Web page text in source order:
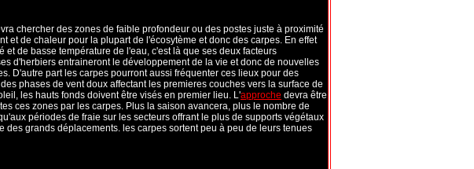
chercher des zones de faible profondeur ou des postes juste à proximité
et de chaleur pour la plupart de l'écosytème et donc des carpes. En effet
de basse température de l'eau, c'est là que ses deux facteurs
d'herbiers entraineront le développement de la vie et donc de nouvelles
D'autre part les carpes pourront aussi fréquenter ces lieux pour des
phases de vent doux affectant les premieres couches vers la surface de
les hauts fonds doivent être visés en premier lieu. L'approche devra être
ces zones par les carpes. Plus la saison avancera, plus le nombre de
périodes de fraie sur les secteurs offrant le plus de supports végétaux
des grands déplacements. les carpes sortent peu à peu de leurs tenues